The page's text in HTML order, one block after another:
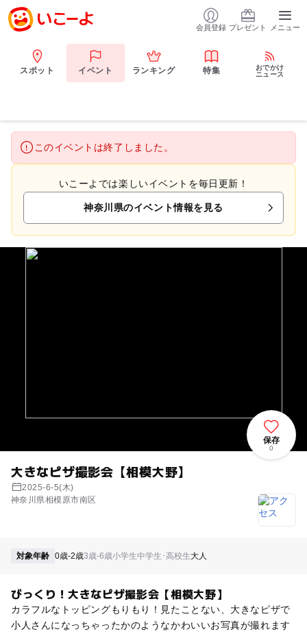
会員登録 プレゼント メニュー
スポット イベント ランキング 特集
おでかけ
ニュース
このイベントは終了しました。
いこーよでは楽しいイベントを毎日更新！
神奈川県のイベント情報を見る
大きなピザ撮影会【相模大野】
2025-6-5(木)
神奈川県相模原市南区
保存
0
対象年齢 0歳-2歳3歳-6歳小学生中学生･高校生大人
びっくり！大きなピザ撮影会【相模大野】
カラフルなトッピングもりもり！見たことない、大きなピザで
小人さんになっちゃったかのようなかわいいお写真が撮れます